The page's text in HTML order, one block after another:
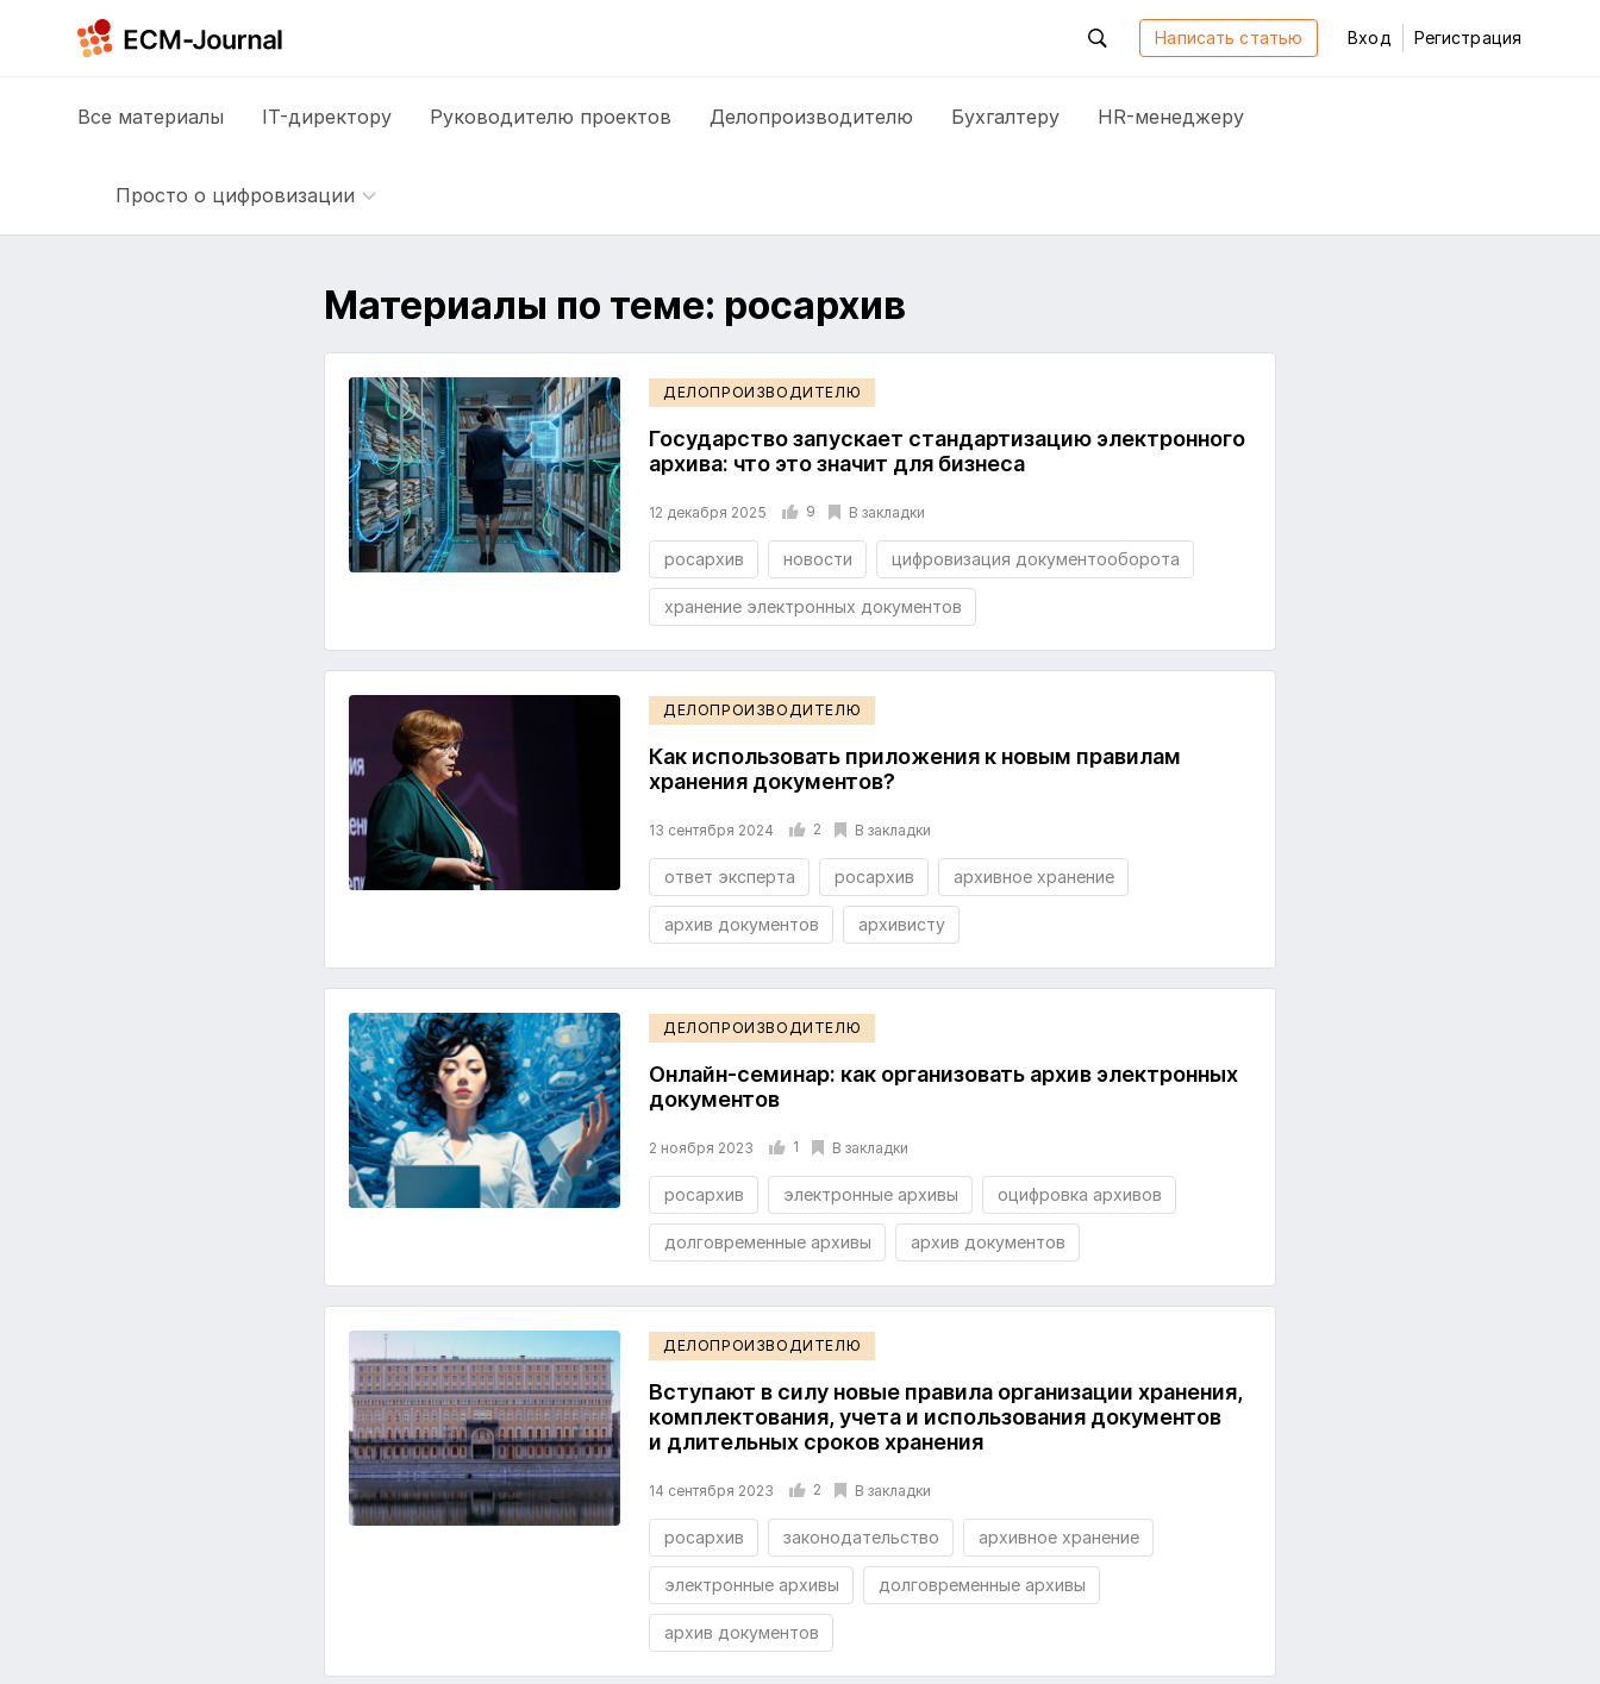
Написать статью Вход Регистрация
Все материалы IT-директору Руководителю проектов Делопроизводителю Бухгалтеру HR-менеджеру
Просто о цифровизации
Материалы по теме: росархив
ДЕЛОПРОИЗВОДИТЕЛЮ
Государство запускает стандартизацию электронного
архива: что это значит для бизнеса
12 декабря 2025 9 В закладки
росархив новости цифровизация документооборота
хранение электронных документов
ДЕЛОПРОИЗВОДИТЕЛЮ
Как использовать приложения к новым правилам
хранения документов?
13 сентября 2024 2 В закладки
ответ эксперта росархив архивное хранение
архив документов архивисту
ДЕЛОПРОИЗВОДИТЕЛЮ
Онлайн-семинар: как организовать архив электронных
документов
2 ноября 2023 1 В закладки
росархив электронные архивы оцифровка архивов
долговременные архивы архив документов
ДЕЛОПРОИЗВОДИТЕЛЮ
Вступают в силу новые правила организации хранения,
комплектования, учета и использования документов
и длительных сроков хранения
14 сентября 2023 2 В закладки
росархив законодательство архивное хранение
электронные архивы долговременные архивы
архив документов